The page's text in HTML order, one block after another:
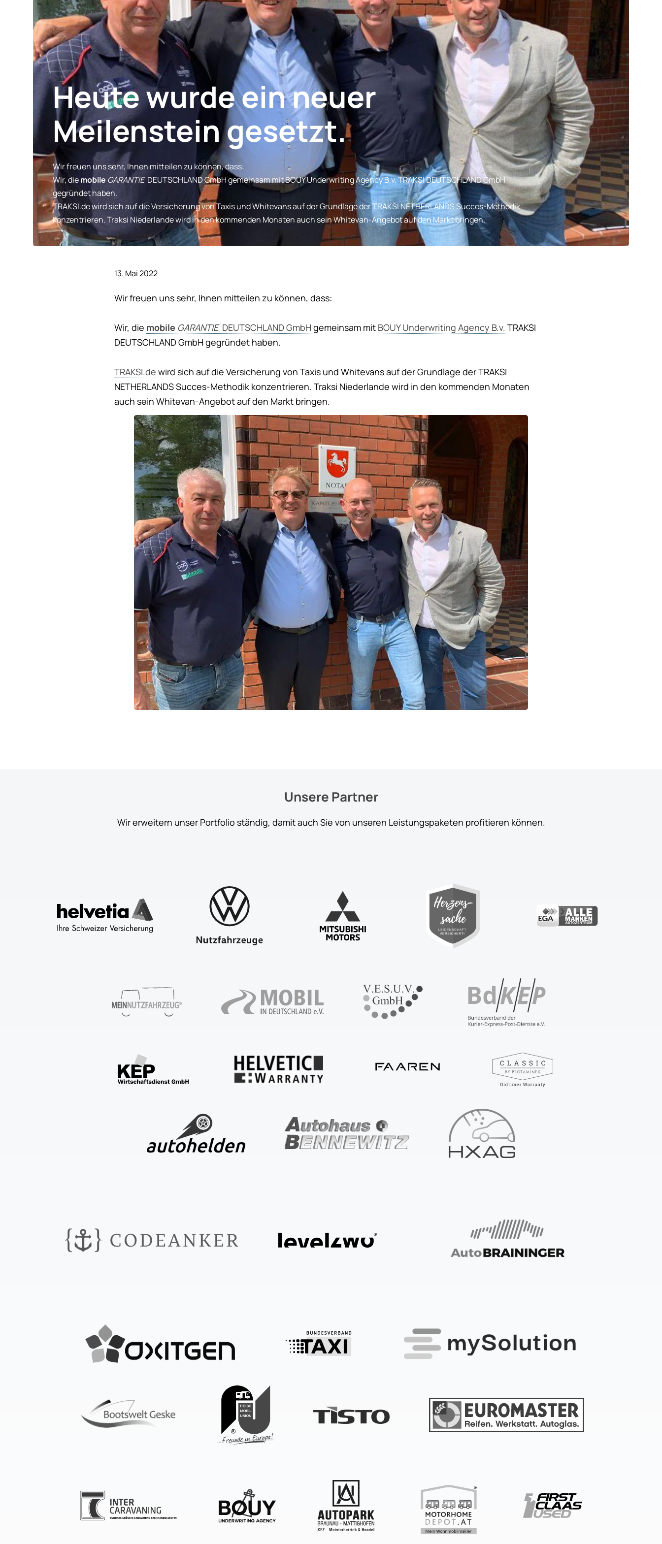
Heute wurde ein neuer
Meilenstein gesetzt.
Wir freuen uns sehr, Ihnen mitteilen zu können, dass:
Wir, diemobile GARANTIE DEUTSCHLAND GmbH gemeinsam mit BOUY Underwriting Agency B.v. TRAKSI DEUTSCHLAND GmbH
gegründet haben.
TRAKSI.de wird sich auf die Versicherung von Taxis und Whitevans auf der Grundlage der TRAKSI NETHERLANDS Succes-Methodik
konzentrieren. Traksi Niederlande wird in den kommenden Monaten auch sein Whitevan-Angebot auf den Markt bringen.
13. Mai 2022
Wir freuen uns sehr, Ihnen mitteilen zu können, dass:
Wir, die mobile GARANTIE DEUTSCHLAND GmbH gemeinsam mit BOUY Underwriting Agency B.v. TRAKSI
DEUTSCHLAND GmbH gegründet haben.
TRAKSI.de wird sich auf die Versicherung von Taxis und Whitevans auf der Grundlage der TRAKSI
NETHERLANDS Succes-Methodik konzentrieren. Traksi Niederlande wird in den kommenden Monaten
auch sein Whitevan-Angebot auf den Markt bringen.
Unsere Partner
Wir erweitern unser Portfolio ständig, damit auch Sie von unseren Leistungspaketen profitieren können.